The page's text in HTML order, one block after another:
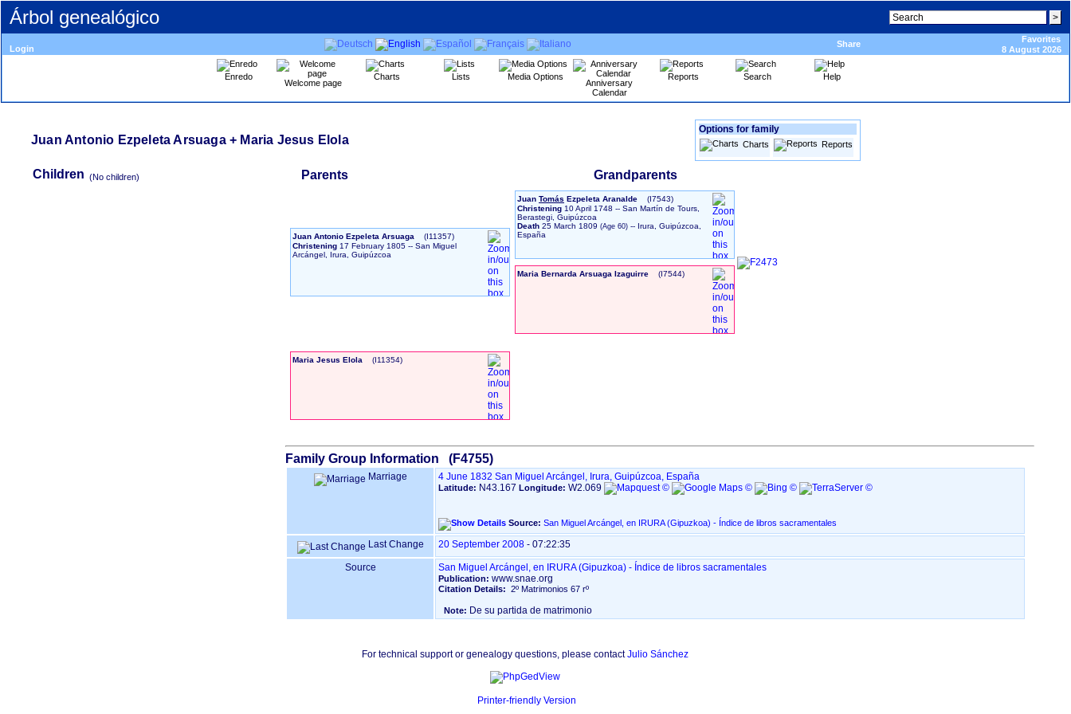
Árbol genealógico
Login Share
Favorites
8 August 2026
Enredo
Welcome page
Charts Lists Media Options
Anniversary
Calendar
Reports Search Help
Juan Antonio Ezpeleta Arsuaga + Maria Jesus Elola
Options for family
Charts Reports
Children ‎(No children)‎ Parents Grandparents
Juan Antonio Ezpeleta Arsuaga
‎(I11357)‎
Christening 17 February 1805 -- San Miguel
Arcángel, Irura, Guipúzcoa
Juan Tomás Ezpeleta Aranalde
‎(I7543)‎
Christening 10 April 1748 -- San Martín de Tours,
Berastegi, Guipúzcoa
Death 25 March 1809
-- Irura, Guipúzcoa,
España
Maria Bernarda Arsuaga Izaguirre ‎(I7544)‎
Maria Jesus Elola ‎(I11354)‎
Family Group Information (F4755)
Marriage 4 June 1832 San Miguel Arcángel, Irura, Guipúzcoa, España
Latitude: N43.167 Longitude: W2.069
Source: San Miguel Arcángel, en IRURA ‏(Gipuzkoa)‏ - Índice de libros sacramentales
Last Change 20 September 2008 - 07:22:35
Source San Miguel Arcángel, en IRURA ‏(Gipuzkoa)‏ - Índice de libros sacramentales
Publication: www.snae.org
Citation Details: 2º Matrimonios 67 rº
Note: De su partida de matrimonio
For technical support or genealogy questions, please contactJulio Sánchez
Printer-friendly Version